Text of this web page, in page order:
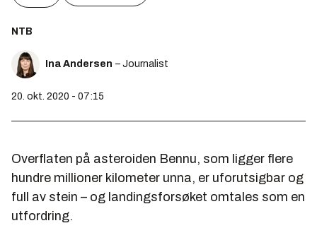
NTB
Ina Andersen – Journalist
20. okt. 2020 - 07:15
Overflaten på asteroiden Bennu, som ligger flere
hundre millioner kilometer unna, er uforutsigbar og
full av stein – og landingsforsøket omtales som en
utfordring.